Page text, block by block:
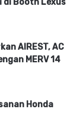
AIREST, AC
MERV 14
Honda